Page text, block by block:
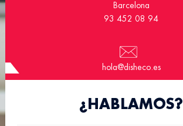
Barcelona
93 452 08 94
hola@disheco.es
¿HABLAMOS?